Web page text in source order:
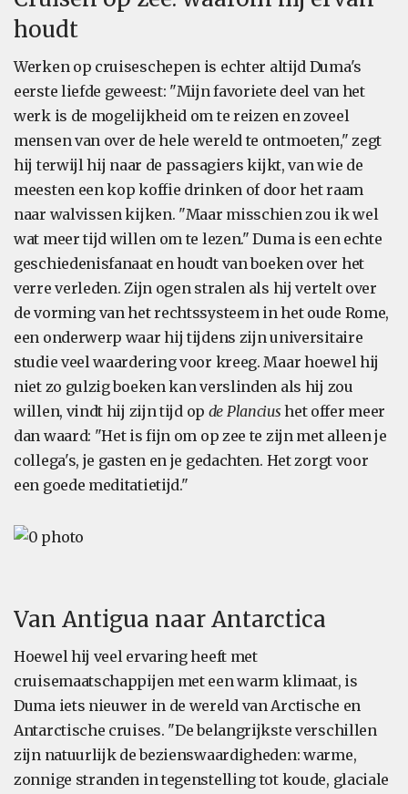
houdt
Werken op cruiseschepen is echter altijd Duma's
eerste liefde geweest: "Mijn favoriete deel van het
werk is de mogelijkheid om te reizen en zoveel
mensen van over de hele wereld te ontmoeten," zegt
hij terwijl hij naar de passagiers kijkt, van wie de
meesten een kop koffie drinken of door het raam
naar walvissen kijken. "Maar misschien zou ik wel
wat meer tijd willen om te lezen." Duma is een echte
geschiedenisfanaat en houdt van boeken over het
verre verleden. Zijn ogen stralen als hij vertelt over
de vorming van het rechtssysteem in het oude Rome,
een onderwerp waar hij tijdens zijn universitaire
studie veel waardering voor kreeg. Maar hoewel hij
niet zo gulzig boeken kan verslinden als hij zou
willen, vindt hij zijn tijd op de Planciushet offer meer
dan waard: "Het is fijn om op zee te zijn met alleen je
collega's, je gasten en je gedachten. Het zorgt voor
een goede meditatietijd."
Van Antigua naar Antarctica
Hoewel hij veel ervaring heeft met
cruisemaatschappijen met een warm klimaat, is
Duma iets nieuwer in de wereld van Arctische en
Antarctische cruises. "De belangrijkste verschillen
zijn natuurlijk de bezienswaardigheden: warme,
zonnige stranden in tegenstelling tot koude, glaciale